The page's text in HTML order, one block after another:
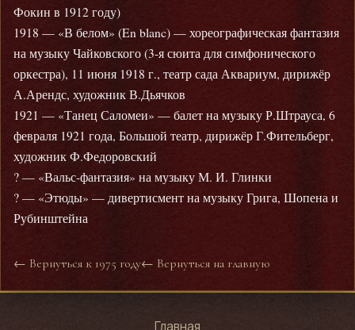
Фокин в 1912 году)
1918 — «В белом» (En blanc) — хореографическая фантазия
на музыку Чайковского (3-я сюита для симфонического
оркестра), 11 июня 1918 г., театр сада Аквариум, дирижёр
А.Арендс, художник В.Дьячков
1921 — «Танец Саломеи» — балет на музыку Р.Штрауса, 6
февраля 1921 года, Большой театр, дирижёр Г.Фительберг,
художник Ф.Федоровский
? — «Вальс-фантазия» на музыку М. И. Глинки
? — «Этюды» — дивертисмент на музыку Грига, Шопена и
Рубинштейна
← Вернуться к 1975 году← Вернуться на главную
Главная